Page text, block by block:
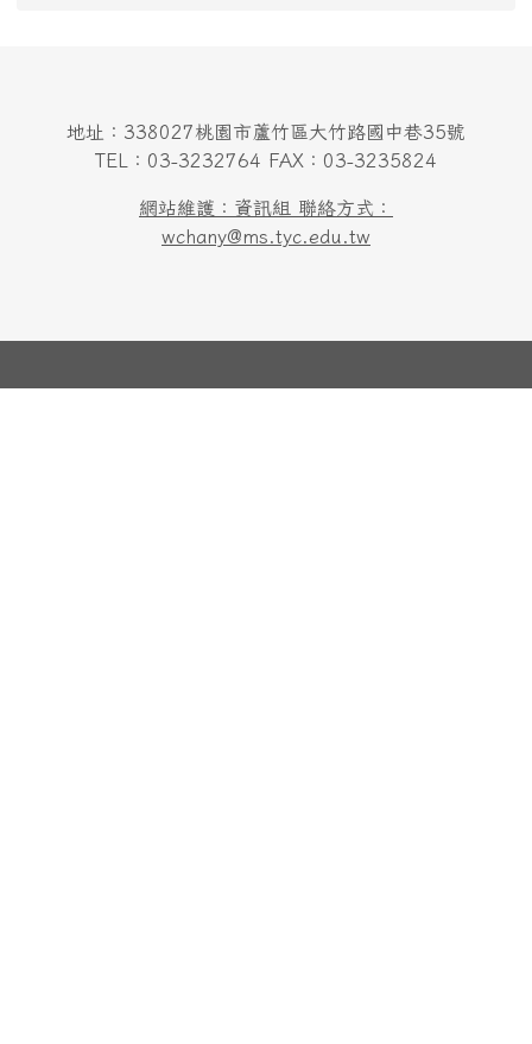
地址：338027桃園市蘆竹區大竹路國中巷35號
TEL：03-3232764 FAX：03-3235824
網站維護：資訊組 聯絡方式：
wchany@ms.tyc.edu.tw